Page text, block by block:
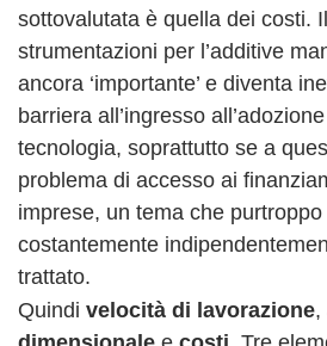
sottovalutata è quella dei costi.
strumentazioni per l’additive
ancora ‘importante’ e diventa
barriera all’ingresso
tecnologia, soprattutto se a
problema di accesso ai
imprese, un tema che
costantemente
trattato.
Quindi velocità di lavorazione,